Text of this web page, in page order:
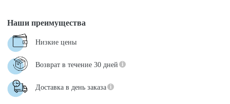
Наши преимущества
Низкие цены
Возврат в течение 30 дней
Доставка в день заказа